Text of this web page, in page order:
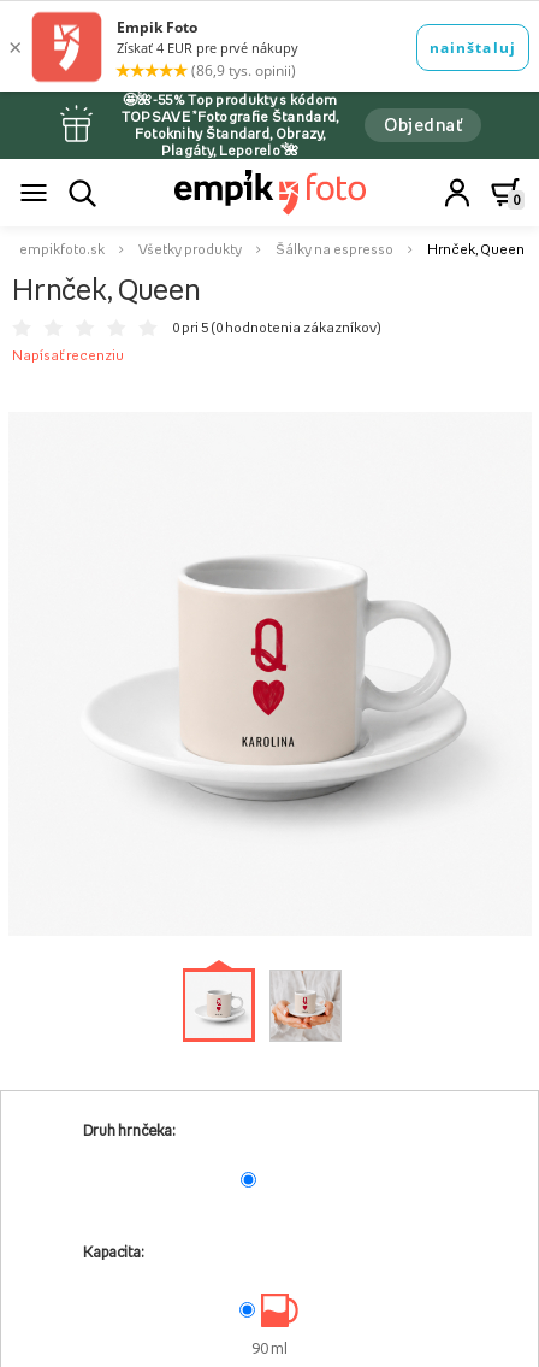
🤩🌺-55% Top produkty s kódom
TOPSAVE *Fotografie Štandard,
Fotoknihy Štandard, Obrazy,
Plagáty, Leporelo*🌺
Objednať
0
empikfoto.sk Všetky produkty Šálky na espresso Hrnček, Queen
Hrnček, Queen
0 pri 5 (0 hodnotenia zákazníkov)
Napísať recenziu
Druh hrnčeka:
Kapacita:
90 ml